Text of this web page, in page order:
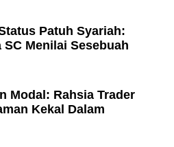
Patuh Syariah:
SC Menilai Sesebuah
Modal: Rahsia Trader
Kekal Dalam